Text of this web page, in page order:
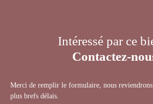
Intéressé par ce
Contactez-
Merci de remplir le formulaire, nous reviendrons
plus brefs délais.